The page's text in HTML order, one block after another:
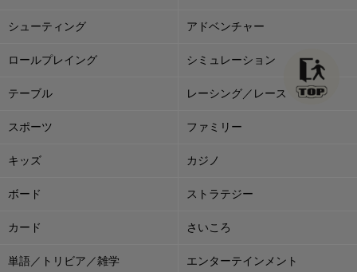
シューティング アドベンチャー
ロールプレイング シミュレーション
テーブル レーシング／レース
スポーツ ファミリー
キッズ カジノ
ボード ストラテジー
カード さいころ
単語／トリビア／雑学 エンターテインメント